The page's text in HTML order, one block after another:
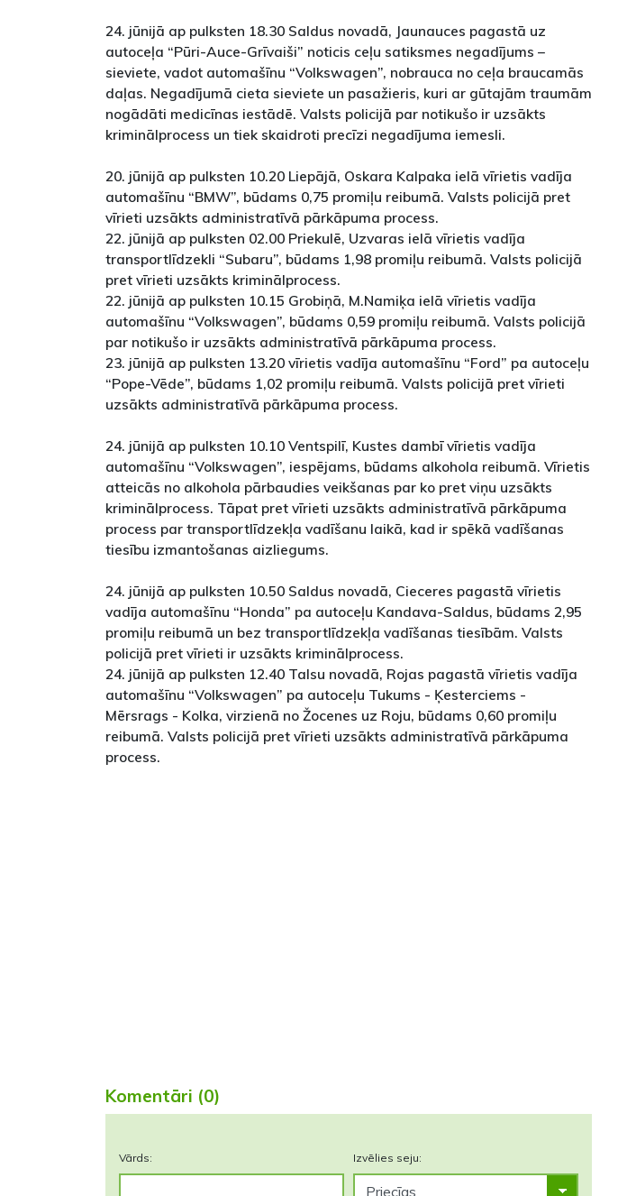
24. jūnijā ap pulksten 18.30 Saldus novadā, Jaunauces pagastā uz
autoceļa “Pūri-Auce-Grīvaiši” noticis ceļu satiksmes negadījums –
sieviete, vadot automašīnu “Volkswagen”, nobrauca no ceļa braucamās
daļas. Negadījumā cieta sieviete un pasažieris, kuri ar gūtajām traumām
nogādāti medicīnas iestādē. Valsts policijā par notikušo ir uzsākts
kriminālprocess un tiek skaidroti precīzi negadījuma iemesli.
20. jūnijā ap pulksten 10.20 Liepājā, Oskara Kalpaka ielā vīrietis vadīja
automašīnu “BMW”, būdams 0,75 promiļu reibumā. Valsts policijā pret
vīrieti uzsākts administratīvā pārkāpuma process.
22. jūnijā ap pulksten 02.00 Priekulē, Uzvaras ielā vīrietis vadīja
transportlīdzekli “Subaru”, būdams 1,98 promiļu reibumā. Valsts policijā
pret vīrieti uzsākts kriminālprocess.
22. jūnijā ap pulksten 10.15 Grobiņā, M.Namiķa ielā vīrietis vadīja
automašīnu “Volkswagen”, būdams 0,59 promiļu reibumā. Valsts policijā
par notikušo ir uzsākts administratīvā pārkāpuma process.
23. jūnijā ap pulksten 13.20 vīrietis vadīja automašīnu “Ford” pa autoceļu
“Pope-Vēde”, būdams 1,02 promiļu reibumā. Valsts policijā pret vīrieti
uzsākts administratīvā pārkāpuma process.
24. jūnijā ap pulksten 10.10 Ventspilī, Kustes dambī vīrietis vadīja
automašīnu “Volkswagen”, iespējams, būdams alkohola reibumā. Vīrietis
atteicās no alkohola pārbaudies veikšanas par ko pret viņu uzsākts
kriminālprocess. Tāpat pret vīrieti uzsākts administratīvā pārkāpuma
process par transportlīdzekļa vadīšanu laikā, kad ir spēkā vadīšanas
tiesību izmantošanas aizliegums.
24. jūnijā ap pulksten 10.50 Saldus novadā, Cieceres pagastā vīrietis
vadīja automašīnu “Honda” pa autoceļu Kandava-Saldus, būdams 2,95
promiļu reibumā un bez transportlīdzekļa vadīšanas tiesībām. Valsts
policijā pret vīrieti ir uzsākts kriminālprocess.
24. jūnijā ap pulksten 12.40 Talsu novadā, Rojas pagastā vīrietis vadīja
automašīnu “Volkswagen” pa autoceļu Tukums - Ķesterciems -
Mērsrags - Kolka, virzienā no Žocenes uz Roju, būdams 0,60 promiļu
reibumā. Valsts policijā pret vīrieti uzsākts administratīvā pārkāpuma
process.
Komentāri (0)
Vārds: Izvēlies seju: